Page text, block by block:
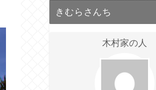
きむらさんち
木村家の人